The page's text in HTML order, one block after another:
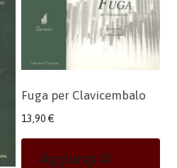
Fuga per Clavicembalo
13,90 €
Aggiungi Al